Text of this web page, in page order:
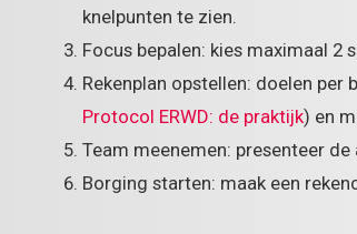
knelpunten te zien.
Focus bepalen: kies maximaal
Rekenplan opstellen: doelen per
Protocol ERWD: de praktijk) en
Team meenemen: presenteer
Borging starten: maak een